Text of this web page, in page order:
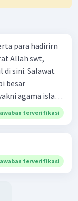
para hadirirn
Allah swt,
di sini. Salawat
besar
agama islam,
ke dalam
yang
luas. Karena
menolong,
terverifikasi
terverifikasi